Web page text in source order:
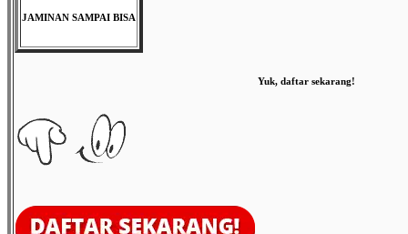
JAMINAN SAMPAI BISA
Yuk, daftar sekarang!